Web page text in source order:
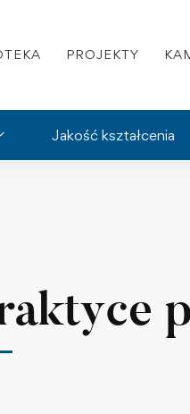
PROJEKTY
Jakość kształcenia